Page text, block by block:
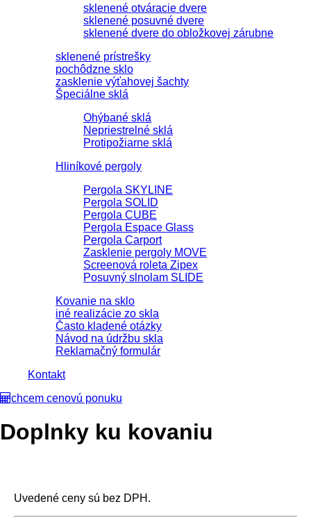
sklenené otváracie dvere
sklenené posuvné dvere
sklenené dvere do obložkovej zárubne
sklenené prístrešky
pochôdzne sklo
zasklenie výťahovej šachty
Špeciálne sklá
Ohýbané sklá
Nepriestrelné sklá
Protipožiarne sklá
Hliníkové pergoly
Pergola SKYLINE
Pergola SOLID
Pergola CUBE
Pergola Espace Glass
Pergola Carport
Zasklenie pergoly MOVE
Screenová roleta Zipex
Posuvný slnolam SLIDE
Kovanie na sklo
iné realizácie zo skla
Často kladené otázky
Návod na údržbu skla
Reklamačný formulár
Kontakt
chcem cenovú ponuku
Doplnky ku kovaniu
Uvedené ceny sú bez DPH.